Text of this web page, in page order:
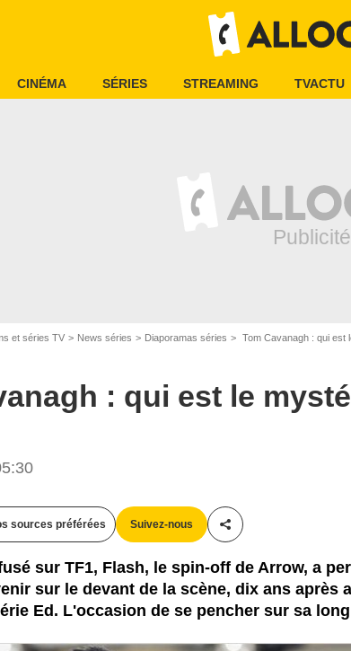
CINÉMA SÉRIES STREAMING TVACTU
et séries TV News séries Diaporamas séries Tom Cavanagh : qui est
: qui est le
sources préférées Suivez-nous
Partager cet article
sur TF1, Flash, le spin-off de Arrow, a
sur le devant de la scène, dix ans après
Ed. L'occasion de se pencher sur sa